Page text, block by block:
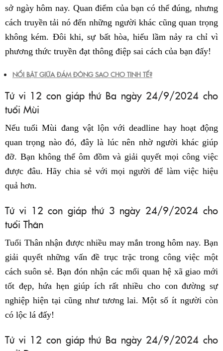
sở ngày hôm nay. Quan điểm của bạn có thể đúng, nhưng
cách truyền tải nó đến những người khác cũng quan trọng
không kém. Đôi khi, sự bất hòa, hiểu lầm nảy ra chỉ vì
phương thức truyền đạt thông điệp sai cách của bạn đấy!
NỔI BẬT GIỮA ĐÁM ĐÔNG SAO CHO TINH TẾ?
Tử vi 12 con giáp thứ Ba ngày 24/9/2024 cho
tuổi Mùi
Nếu tuổi Mùi đang vật lộn với deadline hay hoạt động
quan trọng nào đó, đây là lúc nên nhờ người khác giúp
đỡ. Bạn không thể ôm đồm và giải quyết mọi công việc
được đâu. Hãy chia sẻ với mọi người để làm việc hiệu
quả hơn.
Tử vi 12 con giáp thứ 3 ngày 24/9/2024 cho
tuổi Thân
Tuổi Thân nhận được nhiều may mắn trong hôm nay. Bạn
giải quyết những vấn đề trục trặc trong công việc một
cách suôn sẻ. Bạn đón nhận các mối quan hệ xã giao mới
tốt đẹp, hứa hẹn giúp ích rất nhiều cho con đường sự
nghiệp hiện tại cũng như tương lai. Một số ít người còn
có lộc lá đấy!
Tử vi 12 con giáp thứ Ba ngày 24/9/2024 cho